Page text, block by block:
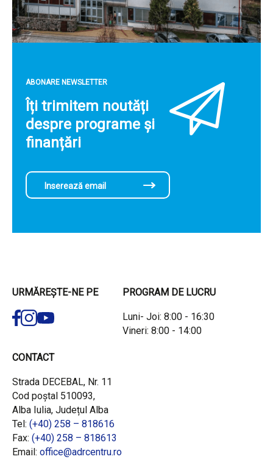
ABONARE NEWSLETTER
Îți trimitem noutăți
despre programe și
finanțări
URMĂREȘTE-NE PE PROGRAM DE LUCRU
Luni- Joi: 8:00 - 16:30
Vineri: 8:00 - 14:00
CONTACT
Strada DECEBAL, Nr. 11
Cod poștal 510093,
Alba Iulia, Județul Alba
Tel: (+40) 258 – 818616
Fax: (+40) 258 – 818613
Email: office@adrcentru.ro